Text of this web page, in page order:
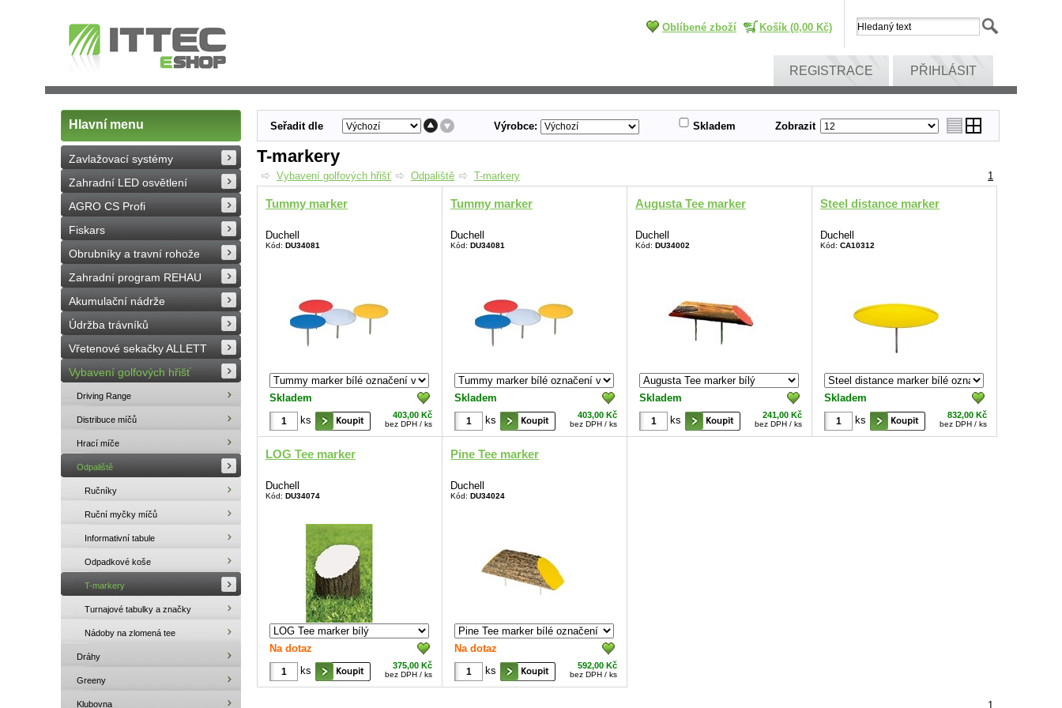
Oblíbené zboží Košík (0,00 Kč)
REGISTRACE PŘIHLÁSIT
Hlavní menu
Zavlažovací systémy
Zahradní LED osvětlení
AGRO CS Profi
Fiskars
Obrubníky a travní rohože
Zahradní program REHAU
Akumulační nádrže
Údržba trávníků
Vřetenové sekačky ALLETT
Vybavení golfových hřišť
Driving Range
Distribuce míčů
Hrací míče
Odpaliště
Ručníky
Ruční myčky míčů
Informativní tabule
Odpadkové koše
T-markery
Turnajové tabulky a značky
Nádoby na zlomená tee
Dráhy
Greeny
Klubovna
Seřadit dle Výrobce: Skladem Zobrazit
T-markery
Vybavení golfových hřišť Odpaliště T-markery 1
Tummy marker
Duchell
Kód: DU34081
Skladem
ks
403,00 Kč
bez DPH / ks
Tummy marker
Duchell
Kód: DU34081
Skladem
ks
403,00 Kč
bez DPH / ks
Augusta Tee marker
Duchell
Kód: DU34002
Skladem
ks
241,00 Kč
bez DPH / ks
Steel distance marker
Duchell
Kód: CA10312
Skladem
ks
832,00 Kč
bez DPH / ks
LOG Tee marker
Duchell
Kód: DU34074
Na dotaz
ks
375,00 Kč
bez DPH / ks
Pine Tee marker
Duchell
Kód: DU34024
Na dotaz
ks
592,00 Kč
bez DPH / ks
1